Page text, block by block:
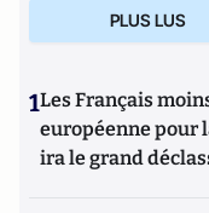
PLUS LUS
1Les Français
européenne pour
ira le grand